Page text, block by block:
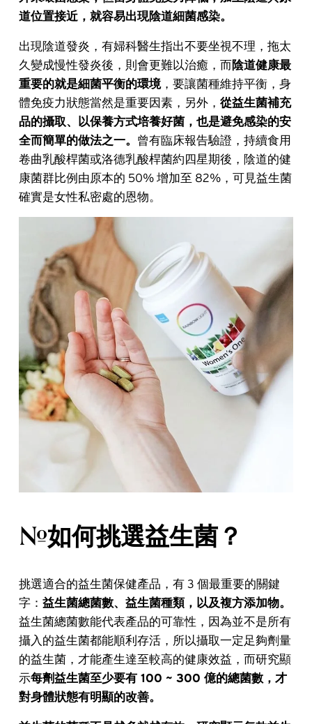
道位置接近，就容易出現陰道細菌感染。
出現陰道發炎，有婦科醫生指出不要坐視不理，拖太
久變成慢性發炎後，則會更難以治癒，而陰道健康最
重要的就是細菌平衡的環境，要讓菌種維持平衡，身
體免疫力狀態當然是重要因素，另外， 從益生菌補充
品的攝取、以保養方式培養好菌，也是避免感染的安
全而簡單的做法之一。 曾有臨床報告驗證，持續食用
卷曲乳酸桿菌或洛德乳酸桿菌約四星期後，陰道的健
康菌群比例由原本的 50% 增加至 82%，可見益生菌
確實是女性私密處的恩物。
#如何挑選益生菌？
挑選適合的益生菌保健產品，有 3 個最重要的關鍵
字： 益生菌總菌數、益生菌種類，以及複方添加物。
益生菌總菌數能代表產品的可靠性，因為並不是所有
攝入的益生菌都能順利存活，所以攝取一定足夠劑量
的益生菌，才能產生達至較高的健康效益，而研究顯
示每劑益生菌至少要有 100 ~ 300 億的總菌數，才
對身體狀態有明顯的改善。